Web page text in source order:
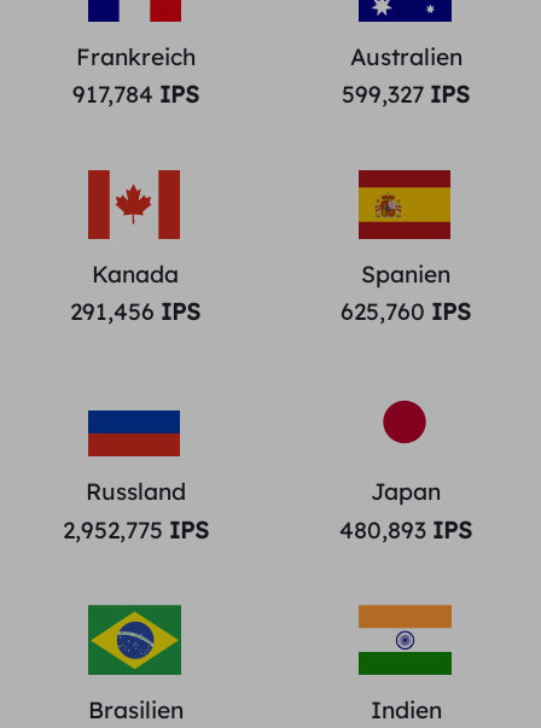
Frankreich
917,784 IPS
Australien
599,327 IPS
Kanada
291,456 IPS
Spanien
625,760 IPS
Russland
2,952,775 IPS
Japan
480,893 IPS
Brasilien Indien